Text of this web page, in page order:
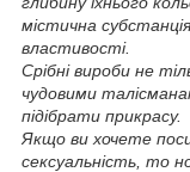
містична
властивості.
Срібні вироби не
чудовими
підібрати прикрасу.
Якщо ви хочете
сексуальність, то